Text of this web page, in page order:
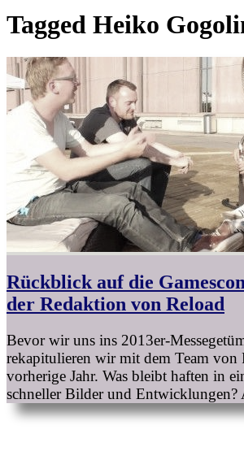
Tagged Heiko
Rückblick auf die
der Redaktion von Reload
Bevor wir uns ins 2013er-
rekapitulieren wir mit dem Team von
vorherige Jahr. Was bleibt haften in
schneller Bilder und Entwicklungen?